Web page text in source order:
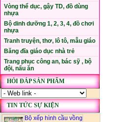
Vòng thể dục, gậy TD, đồ dùng
nhựa
Bộ dinh dưỡng 1, 2, 3, 4, đồ chơi
nhựa
Tranh truyện, thơ, lô tô, mẫu giáo
Băng đĩa giáo dục nhà trẻ
Trang phục công an, bác sỹ , bộ
đội, nấu ăn
HỎI ĐÁP SẢN PHẨM
TIN TỨC SỰ KIỆN
Bộ xếp hình cầu vồng